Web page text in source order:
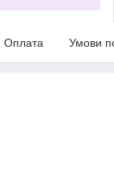
Оплата Умови